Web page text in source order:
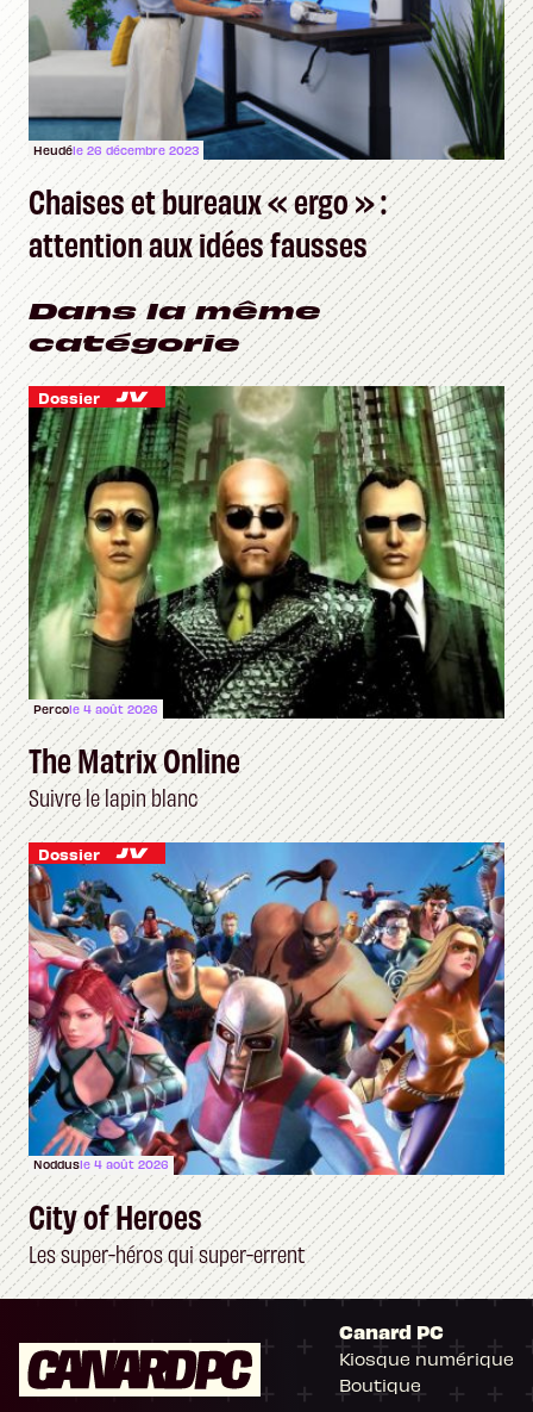
Heudéle 26 décembre 2023
Chaises et bureaux « ergo » :
attention aux idées fausses
Dans la même
catégorie
Dossier
Percole 4 août 2026
The Matrix Online
Suivre le lapin blanc
Dossier
Noddusle 4 août 2026
City of Heroes
Les super-héros qui super-errent
Canard PC
Kiosque numérique
Boutique